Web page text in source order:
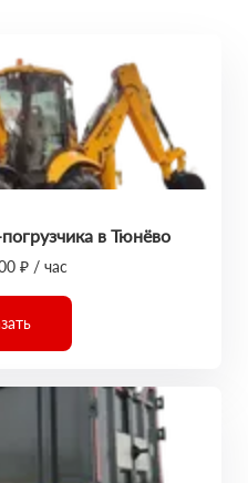
в Тюнёво
₽ / час